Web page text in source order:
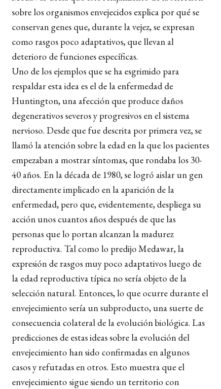
sobre los organismos envejecidos explica por qué se
conservan genes que, durante la vejez, se expresan
como rasgos poco adaptativos, que llevan al
deterioro de funciones específicas.
Uno de los ejemplos que se ha esgrimido para
respaldar esta idea es el de la enfermedad de
Huntington, una afección que produce daños
degenerativos severos y progresivos en el sistema
nervioso. Desde que fue descrita por primera vez, se
llamó la atención sobre la edad en la que los pacientes
empezaban a mostrar síntomas, que rondaba los 30-
40 años. En la década de 1980, se logró aislar un gen
directamente implicado en la aparición de la
enfermedad, pero que, evidentemente, despliega su
acción unos cuantos años después de que las
personas que lo portan alcanzan la madurez
reproductiva. Tal como lo predijo Medawar, la
expresión de rasgos muy poco adaptativos luego de
la edad reproductiva típica no sería objeto de la
selección natural. Entonces, lo que ocurre durante el
envejecimiento sería un subproducto, una suerte de
consecuencia colateral de la evolución biológica. Las
predicciones de estas ideas sobre la evolución del
envejecimiento han sido confirmadas en algunos
casos y refutadas en otros. Esto muestra que el
envejecimiento sigue siendo un territorio con